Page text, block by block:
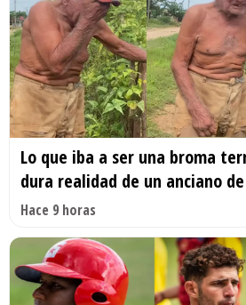
Lo que iba a ser una broma
dura realidad de un anciano
Hace 9 horas